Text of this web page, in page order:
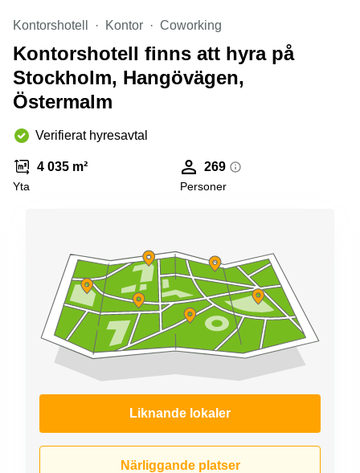
Kontorshotell Kontor Coworking
Kontorshotell finns att hyra på
Stockholm, Hangövägen,
Östermalm
Verifierat hyresavtal
4 035 m²
Yta
269
Personer
Liknande lokaler
Närliggande platser